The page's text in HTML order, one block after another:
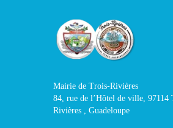
Mairie de Trois-Rivières
84, rue de l’Hôtel de ville, 97114
Rivières , Guadeloupe